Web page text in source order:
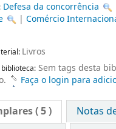
Defesa da concorrência
|Comércio
Livros
Sem tags desta
Faça o login para
( 5 )
Notas